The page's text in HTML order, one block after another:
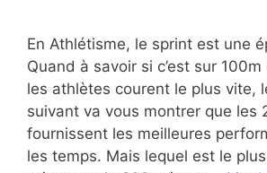
En Athlétisme, le sprint est une
Quand à savoir si c’est sur
les athlètes courent le plus vite,
suivant va vous montrer que les
fournissent les meilleures
les temps. Mais lequel est le